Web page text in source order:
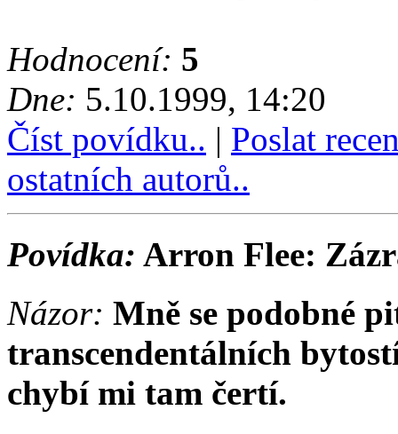
Hodnocení: 5
Dne: 5.10.1999, 14:20
Číst povídku.. | Poslat
ostatních autorů..
Povídka: Arron Flee:
Názor: Mně se podobné
transcendentálních
chybí mi tam čertí.